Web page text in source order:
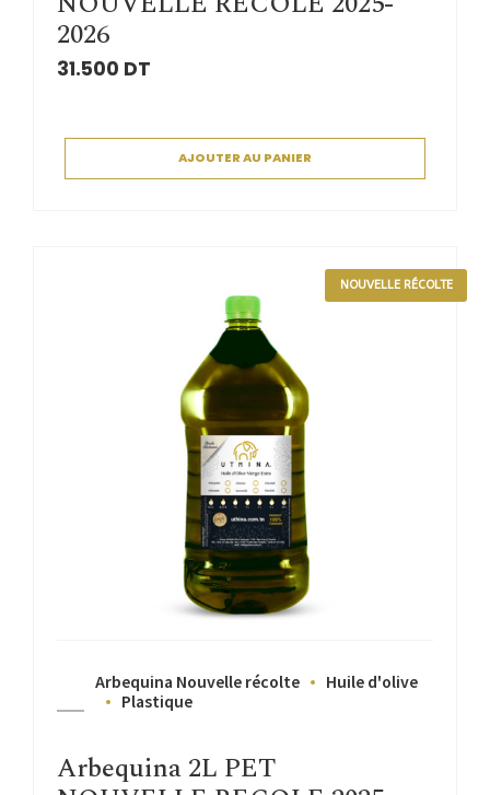
2026
31.500 DT
AJOUTER AU PANIER
NOUVELLE RÉCOLTE
Arbequina Nouvelle récolte
Huile d'olive
Plastique
Arbequina 2L PET